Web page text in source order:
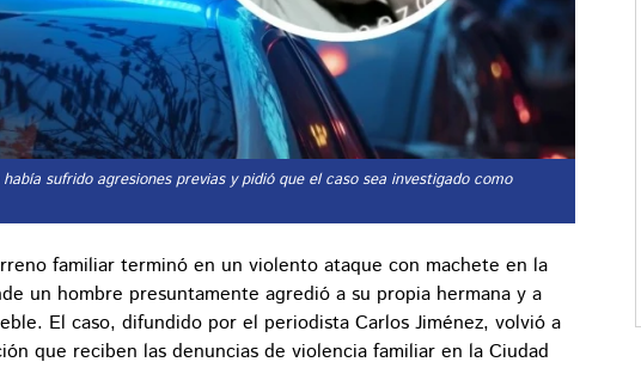
sufrido agresiones previas y pidió que el caso sea investigado como
familiar terminó en un violento ataque con machete en la
un hombre presuntamente agredió a su propia hermana y a
El caso, difundido por el periodista Carlos Jiménez, volvió a
que reciben las denuncias de violencia familiar en la Ciudad